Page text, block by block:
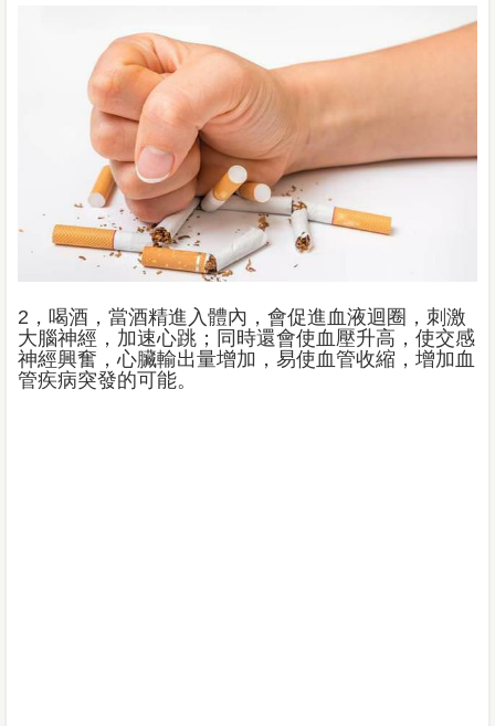
2，喝酒，當酒精進入體內，會促進血液迴圈，刺激
大腦神經，加速心跳；同時還會使血壓升高，使交感
神經興奮，心臟輸出量增加，易使血管收縮，增加血
管疾病突發的可能。